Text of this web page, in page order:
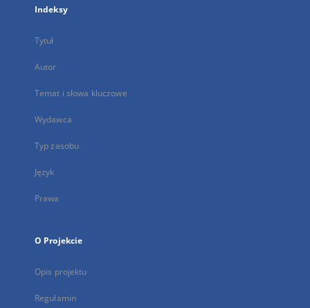
Indeksy
Tytuł
Autor
Temat i słowa kluczowe
Wydawca
Typ zasobu
Język
Prawa
O Projekcie
Opis projektu
Regulamin